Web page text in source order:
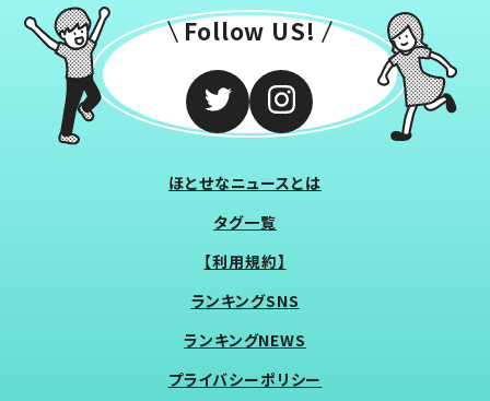
Follow US!
ほとせなニュースとは
タグ一覧
【利用規約】
ランキングSNS
ランキングNEWS
プライバシーポリシー